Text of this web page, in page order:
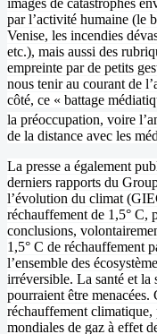
images de catastrophes
par l’activité humaine (le
Venise, les incendies
etc.), mais aussi des
empreinte par de petits
nous tenir au courant de
côté, ce « battage
la préoccupation, voire
de la distance avec les
La presse a également
derniers rapports du
l’évolution du climat
réchauffement de 1,5° C,
conclusions,
1,5° C de réchauffement
l’ensemble des
irréversible. La santé et la
pourraient être
réchauffement climatique,
mondiales de gaz à effet